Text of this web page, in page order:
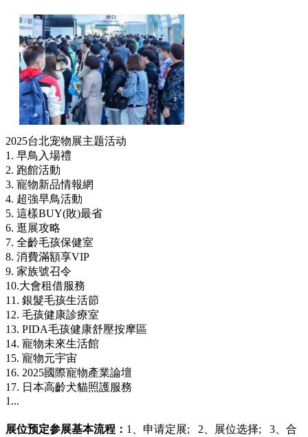
2025台北宠物展主题活动
1. 早鳥入場禮
2. 跑館活動
3. 寵物新品情報網
4. 超強早鳥活動
5. 這樣BUY(敗)最省
6. 逛展攻略
7. 全齡毛孩保健室
8. 消費滿額享VIP
9. 家族號召令
10.大會租借服務
11. 銀髮毛孩生活節
12. 毛孩健康診療室
13. PIDA毛孩健康舒壓按摩區
14. 寵物未來生活館
15. 寵物元宇宙
16. 2025國際寵物產業論壇
17. 日本高齡犬貓照護服務
1...
展位预定参展基本流程： 1、申请定展; 2、展位选择; 3、合